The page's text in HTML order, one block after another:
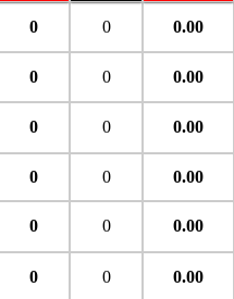
0 0 0.00
0 0 0.00
0 0 0.00
0 0 0.00
0 0 0.00
0 0 0.00